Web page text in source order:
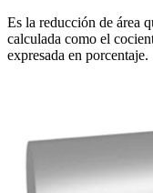
Es la reducción de área
calculada como el
expresada en porcentaje.